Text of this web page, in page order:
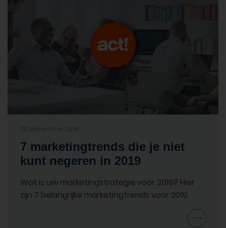
7 marketingtrends die je niet
kunt negeren in 2019
Wat is uw marketingstrategie voor 2019? Hier
zijn 7 belangrijke marketingtrends voor 2019.